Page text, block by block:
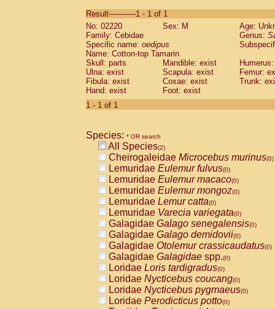
CebidaeSaguinus labiatus(0)
Cebidae Saguinus leucopus (0)
Cebidae
CebidaeSaguinus mystax
Cebidae Saguinus nigricollis (1)
Cebidae Saguinus oedipus
Cebidae Saguinus weddelli
Cebidae Saguinusspp.
Cebidae
CebidaeCebus capucinus
CebidaeCebus nigrivittatus
CebidaeCebus spp.(0)
CebidaeSaimiri boliviensis(0)
CebidaeSaimiri sciureus(0)
AtelidaeAlouatta caraya(0)
AtelidaeAlouatta fusca(0)
AtelidaeAlouatta seniculus(0)
AtelidaeAlouattaspp.(0)
AtelidaeAteles belzebuth(0)
AtelidaeAteles geoffroyi(0)
AtelidaeAteles paniscus(0)
AtelidaeAtelesspp.(0)
AtelidaeLagothrix lagothricha(0)
AtelidaeLagothrix lagothricha cana
PitheciidaeCacajao calvus
Result-----------1 - 1 of 1
No: 02220
Sex: M
Age:
Family: Cebidae
Genus:
Specific name: oedipus
Name: Cotton-top Tamarin
Skull: parts
Mandible: exist
Ulna: exist
Scapula: exist
Femur:
Fibula: exist
Coxae: exist
Trunk:
Hand: exist
Foot: exist
1 - 1 of 1
Species: * OR search
All Species(2)
Cheirogaleidae Microcebus murinus(0)
Lemuridae Eulemur fulvus(0)
Lemuridae Eulemur macaco(0)
Lemuridae Eulemur mongoz(0)
Lemuridae Lemur catta(0)
Lemuridae Varecia variegata(0)
Galagidae Galago senegalensis(0)
Galagidae Galago demidovii(0)
Galagidae Otolemur crassicaudatus(0)
Galagidae Galagidae spp.(0)
Loridae Loris tardigradus(0)
Loridae Nycticebus coucang(0)
Loridae Nycticebus pygmaeus(0)
Loridae Perodicticus potto(0)